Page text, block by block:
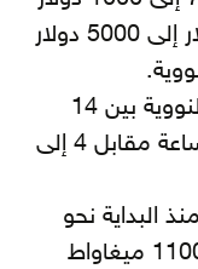
للطاقة الشمسية مقابل 3000 دولار إلى 5000 دولار
وتتراوح كلفة الكهرباء من المحطة النووية بين 14
قرشا إلى 18 قرشا لكل كيلو واط ساعة مقابل 4 إلى
البداية نحو
مفاعلات ضخمة للغاية في حدود 1100 ميغاواط